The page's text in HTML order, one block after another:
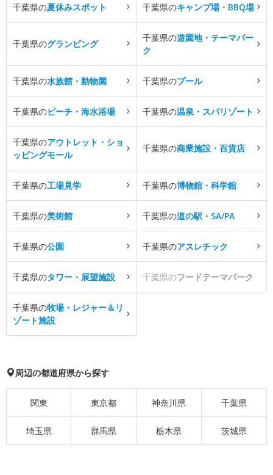
千葉県の夏休みスポット 千葉県のキャンプ場・BBQ場
千葉県のグランピング
千葉県の遊園地・テーマパー
ク
千葉県の水族館・動物園 千葉県のプール
千葉県のビーチ・海水浴場 千葉県の温泉・スパリゾート
千葉県のアウトレット・ショ
ッピングモール
千葉県の商業施設・百貨店
千葉県の工場見学 千葉県の博物館・科学館
千葉県の美術館 千葉県の道の駅・SA/PA
千葉県の公園 千葉県のアスレチック
千葉県のタワー・展望施設 千葉県のフードテーマパーク
千葉県の牧場・レジャー＆リ
ゾート施設
周辺の都道府県から探す
関東 東京都 神奈川県 千葉県
埼玉県 群馬県 栃木県 茨城県